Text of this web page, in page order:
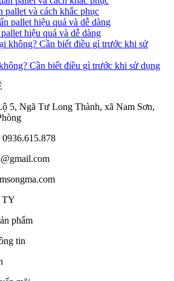
và cách khắc phục
hiệu quả và dễ dàng
Cần biết điều gì trước khi sử dụng
5, Ngã Tư Long Thành, xã Nam Sơn,
TY
phẩm
tin